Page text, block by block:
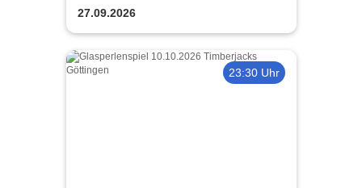
27.09.2026
23:30 Uhr